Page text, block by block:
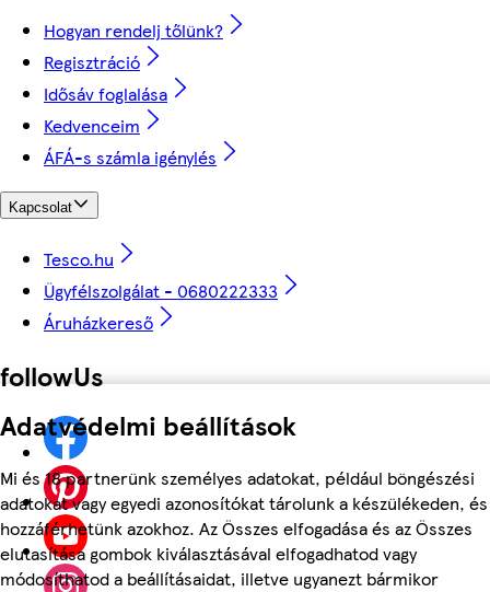
Adatvédelmi beállítások
Mi és 18 partnerünk személyes adatokat, például böngészési
adatokat vagy egyedi azonosítókat tárolunk a készülékeden, és
hozzáférhetünk azokhoz. Az Összes elfogadása és az Összes
elutasítása gombok kiválasztásával elfogadhatod vagy
módosíthatod a beállításaidat, illetve ugyanezt bármikor
Hogyan rendelj tőlünk?
Regisztráció
Idősáv foglalása
Kedvenceim
ÁFÁ-s számla igénylés
Kapcsolat
Tesco.hu
Ügyfélszolgálat - 0680222333
Áruházkereső
followUs